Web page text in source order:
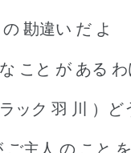
勘違い だ よ
こと が ある
ラック 羽 川 ）
ご主人 の こと